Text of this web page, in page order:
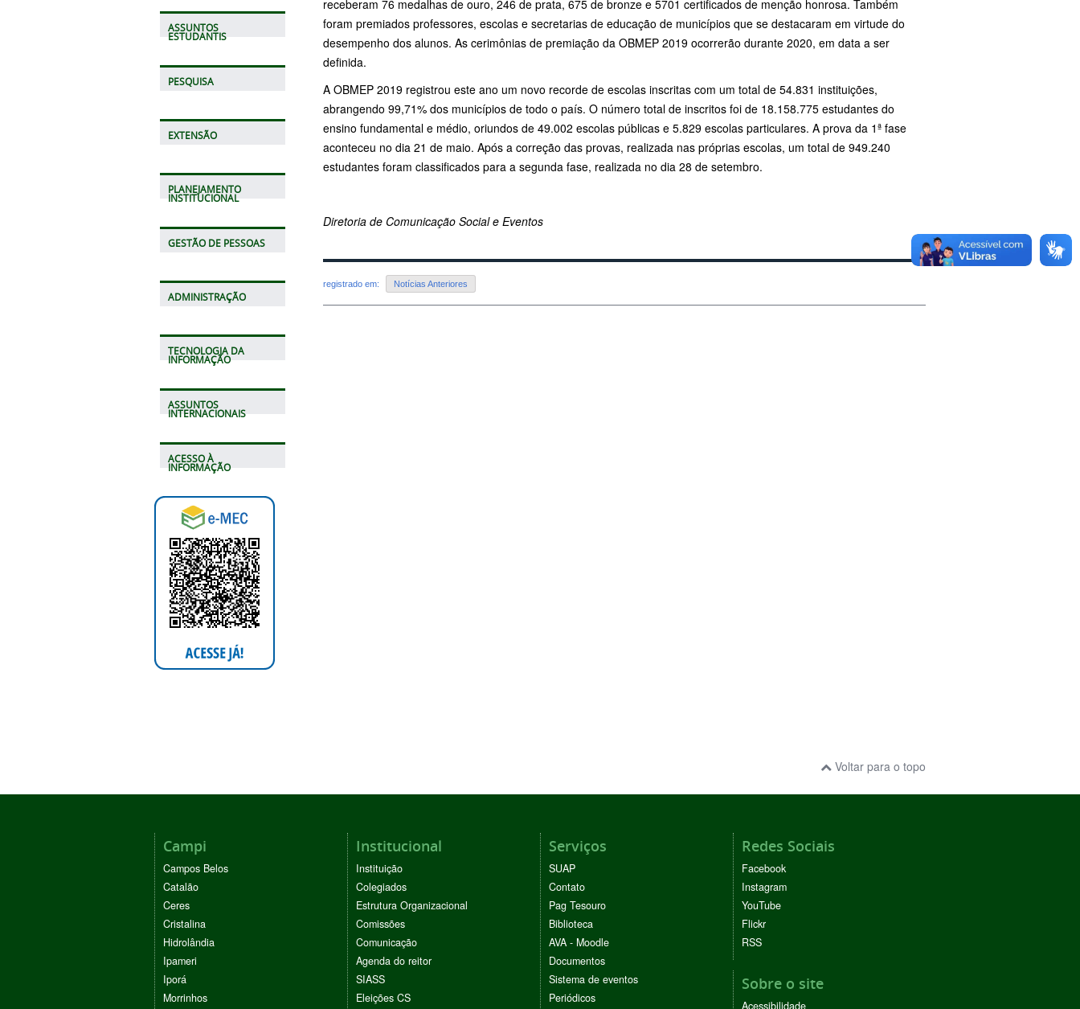
ASSUNTOS
ESTUDANTIS
PESQUISA
EXTENSÃO
PLANEJAMENTO
INSTITUCIONAL
GESTÃO DE PESSOAS
ADMINISTRAÇÃO
TECNOLOGIA DA
INFORMAÇÃO
ASSUNTOS
INTERNACIONAIS
ACESSO À
INFORMAÇÃO
receberam 76 medalhas de ouro, 246 de prata, 675 de bronze e 5701 certificados de menção honrosa. Também
foram premiados professores, escolas e secretarias de educação de municípios que se destacaram em virtude do
desempenho dos alunos. As cerimônias de premiação da OBMEP 2019 ocorrerão durante 2020, em data a ser
definida.
A OBMEP 2019 registrou este ano um novo recorde de escolas inscritas com um total de 54.831 instituições,
abrangendo 99,71% dos municípios de todo o país. O número total de inscritos foi de 18.158.775 estudantes do
ensino fundamental e médio, oriundos de 49.002 escolas públicas e 5.829 escolas particulares. A prova da 1ª fase
aconteceu no dia 21 de maio. Após a correção das provas, realizada nas próprias escolas, um total de 949.240
estudantes foram classificados para a segunda fase, realizada no dia 28 de setembro.
Diretoria de Comunicação Social e Eventos
registrado em: Notícias Anteriores
Voltar para o topo
Campi
Campos Belos
Catalão
Ceres
Cristalina
Hidrolândia
Ipameri
Iporá
Morrinhos
Institucional
Instituição
Colegiados
Estrutura Organizacional
Comissões
Comunicação
Agenda do reitor
SIASS
Eleições CS
Serviços
SUAP
Contato
Pag Tesouro
Biblioteca
AVA - Moodle
Documentos
Sistema de eventos
Periódicos
Redes Sociais
Facebook
Instagram
YouTube
Flickr
RSS
Sobre o site